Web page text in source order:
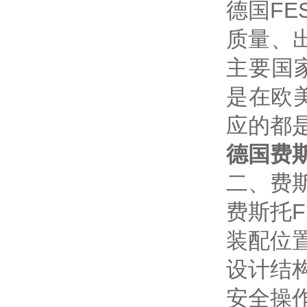
德国
质量、
主要国
是在欧
应的都
德国费
二、费
费斯托
装配位
设计结
安全操